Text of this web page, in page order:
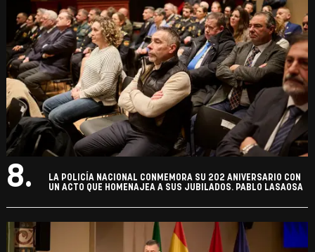
8.
LA POLICÍA NACIONAL CONMEMORA SU 202 ANIVERSARIO CON
UN ACTO QUE HOMENAJEA A SUS JUBILADOS. PABLO LASAOSA